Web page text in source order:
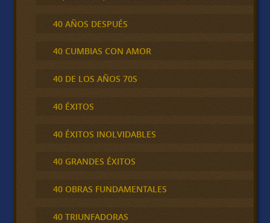
40 AÑOS DESPUÉS
40 CUMBIAS CON AMOR
40 DE LOS AÑOS 70S
40 ÉXITOS
40 ÉXITOS INOLVIDABLES
40 GRANDES ÉXITOS
40 OBRAS FUNDAMENTALES
40 TRIUNFADORAS